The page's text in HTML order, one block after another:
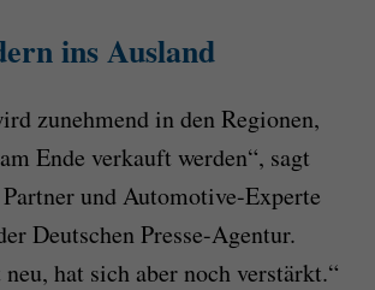
ins Ausland
zunehmend in den Regionen,
Ende verkauft werden“, sagt
und Automotive-Experte
Deutschen Presse-Agentur.
hat sich aber noch verstärkt.“